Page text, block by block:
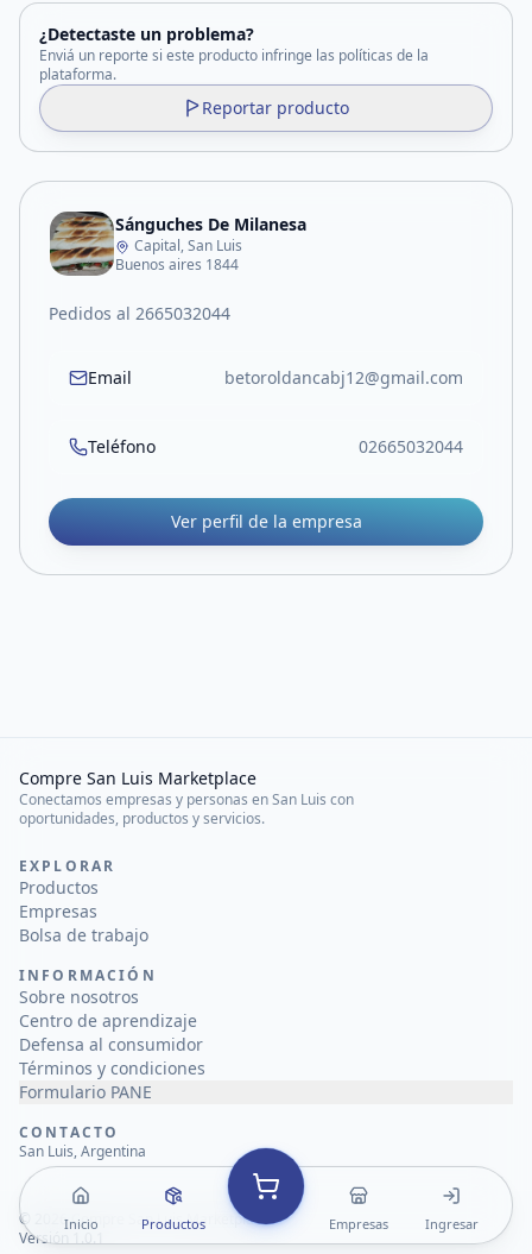
¿Detectaste un problema?
Enviá un reporte si este producto infringe las políticas de la
plataforma.
Reportar producto
Sánguches De Milanesa
Capital, San Luis
Buenos aires 1844
Pedidos al 2665032044
Email betoroldancabj12@gmail.com
Teléfono 02665032044
Ver perfil de la empresa
Inicio Productos Empresas Ingresar
Compre San Luis Marketplace
Conectamos empresas y personas en San Luis con
oportunidades, productos y servicios.
EXPLORAR
Productos
Empresas
Bolsa de trabajo
INFORMACIÓN
Sobre nosotros
Centro de aprendizaje
Defensa al consumidor
Términos y condiciones
Formulario PANE
CONTACTO
San Luis, Argentina
© 2026Compre San Luis Marketplace
Versión 1.0.1